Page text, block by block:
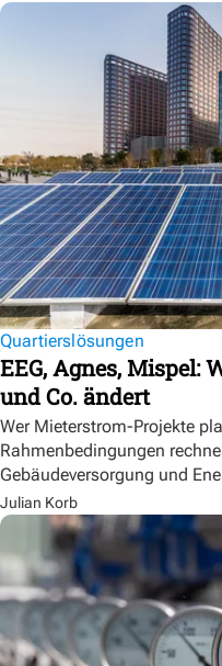
Quartierslösungen
EEG, Agnes, Mispel:
und Co. ändert
Wer Mieterstrom-Projekte
Rahmenbedingungen
Gebäudeversorgung und
Julian Korb